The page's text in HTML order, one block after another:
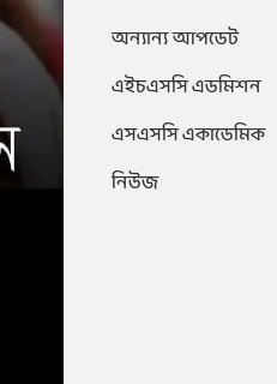
অন্যান্য আপডেট
এইচএসসি এডমিশন
এসএসসি একাডেমিক
নিউজ